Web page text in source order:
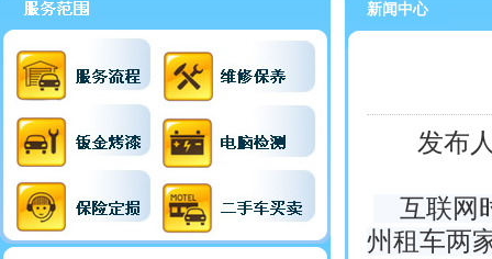
新闻中心
发布
互联网
州租车两